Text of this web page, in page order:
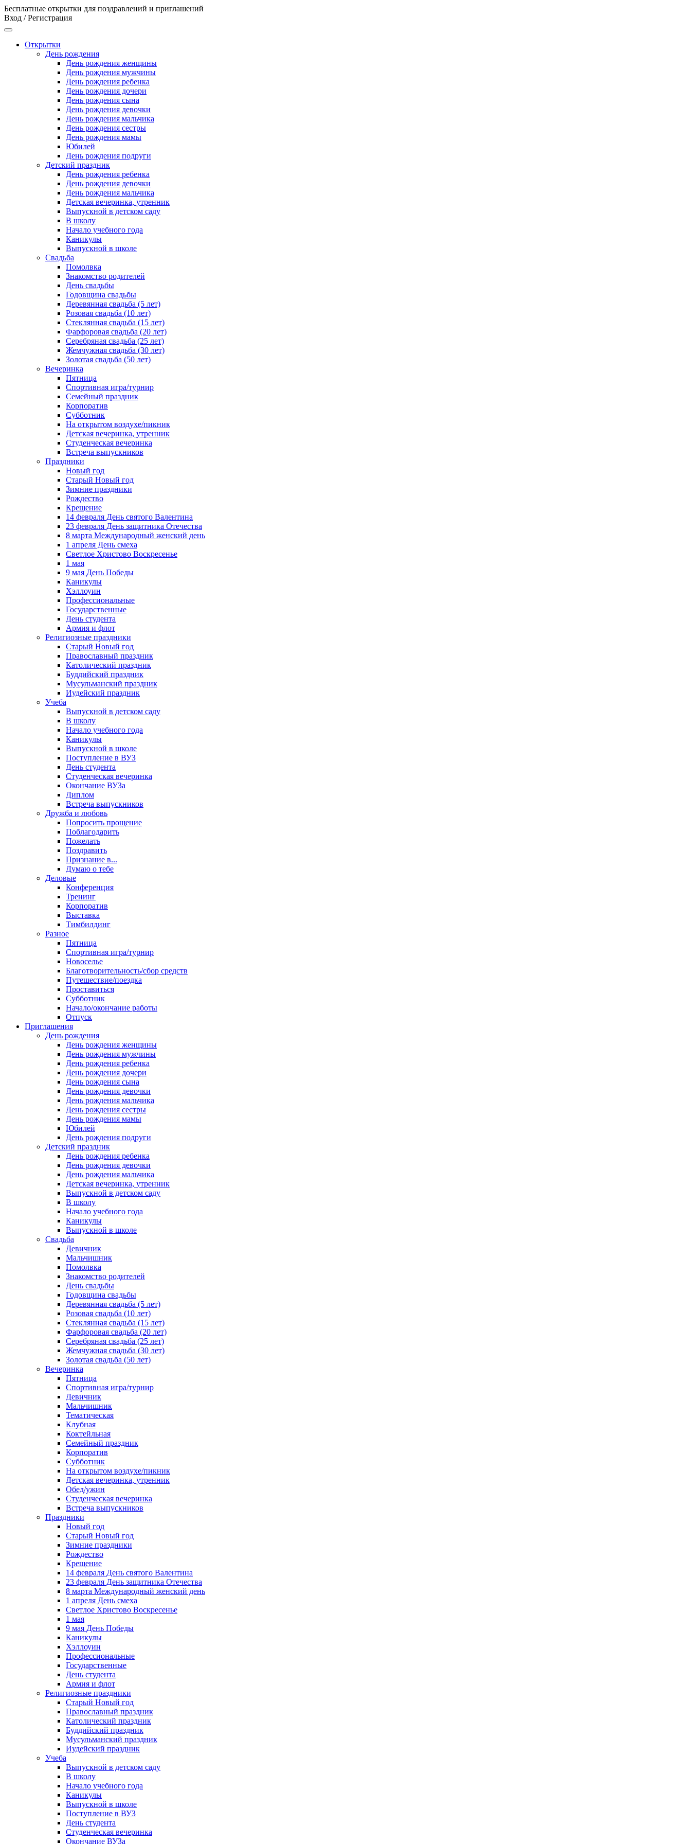
Бесплатные открытки для поздравлений и приглашений
Вход / Регистрация
Открытки
День рождения
День рождения женщины
День рождения мужчины
День рождения ребенка
День рождения дочери
День рождения сына
День рождения девочки
День рождения мальчика
День рождения сестры
День рождения мамы
Юбилей
День рождения подруги
Детский праздник
День рождения ребенка
День рождения девочки
День рождения мальчика
Детская вечеринка, утренник
Выпускной в детском саду
В школу
Начало учебного года
Каникулы
Выпускной в школе
Свадьба
Помолвка
Знакомство родителей
День свадьбы
Годовщина свадьбы
Деревянная свадьба (5 лет)
Розовая свадьба (10 лет)
Стеклянная свадьба (15 лет)
Фарфоровая свадьба (20 лет)
Серебряная свадьба (25 лет)
Жемчужная свадьба (30 лет)
Золотая свадьба (50 лет)
Вечеринка
Пятница
Спортивная игра/турнир
Семейный праздник
Корпоратив
Субботник
На открытом воздухе/пикник
Детская вечеринка, утренник
Студенческая вечеринка
Встреча выпускников
Праздники
Новый год
Старый Новый год
Зимние праздники
Рождество
Крещение
14 февраля День святого Валентина
23 февраля День защитника Отечества
8 марта Международный женский день
1 апреля День смеха
Светлое Христово Воскресенье
1 мая
9 мая День Победы
Каникулы
Хэллоуин
Профессиональные
Государственные
День студента
Армия и флот
Религиозные праздники
Старый Новый год
Православный праздник
Католический праздник
Буддийский праздник
Мусульманский праздник
Иудейский праздник
Учеба
Выпускной в детском саду
В школу
Начало учебного года
Каникулы
Выпускной в школе
Поступление в ВУЗ
День студента
Студенческая вечеринка
Окончание ВУЗа
Диплом
Встреча выпускников
Дружба и любовь
Попросить прощение
Поблагодарить
Пожелать
Поздравить
Признание в...
Думаю о тебе
Деловые
Конференция
Тренинг
Корпоратив
Выставка
Тимбилдинг
Разное
Пятница
Спортивная игра/турнир
Новоселье
Благотворительность/сбор средств
Путешествие/поездка
Проставиться
Субботник
Начало/окончание работы
Отпуск
Приглашения
День рождения
День рождения женщины
День рождения мужчины
День рождения ребенка
День рождения дочери
День рождения сына
День рождения девочки
День рождения мальчика
День рождения сестры
День рождения мамы
Юбилей
День рождения подруги
Детский праздник
День рождения ребенка
День рождения девочки
День рождения мальчика
Детская вечеринка, утренник
Выпускной в детском саду
В школу
Начало учебного года
Каникулы
Выпускной в школе
Свадьба
Девичник
Мальчишник
Помолвка
Знакомство родителей
День свадьбы
Годовщина свадьбы
Деревянная свадьба (5 лет)
Розовая свадьба (10 лет)
Стеклянная свадьба (15 лет)
Фарфоровая свадьба (20 лет)
Серебряная свадьба (25 лет)
Жемчужная свадьба (30 лет)
Золотая свадьба (50 лет)
Вечеринка
Пятница
Спортивная игра/турнир
Девичник
Мальчишник
Тематическая
Клубная
Коктейльная
Семейный праздник
Корпоратив
Субботник
На открытом воздухе/пикник
Детская вечеринка, утренник
Обед/ужин
Студенческая вечеринка
Встреча выпускников
Праздники
Новый год
Старый Новый год
Зимние праздники
Рождество
Крещение
14 февраля День святого Валентина
23 февраля День защитника Отечества
8 марта Международный женский день
1 апреля День смеха
Светлое Христово Воскресенье
1 мая
9 мая День Победы
Каникулы
Хэллоуин
Профессиональные
Государственные
День студента
Армия и флот
Религиозные праздники
Старый Новый год
Православный праздник
Католический праздник
Буддийский праздник
Мусульманский праздник
Иудейский праздник
Учеба
Выпускной в детском саду
В школу
Начало учебного года
Каникулы
Выпускной в школе
Поступление в ВУЗ
День студента
Студенческая вечеринка
Окончание ВУЗа